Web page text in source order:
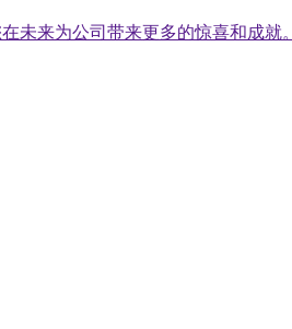
未来为公司带来更多的惊喜和成就。